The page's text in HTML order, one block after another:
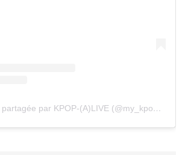
Une publication partagée par KPOP-(A)LIVE (@my_kpopalive)